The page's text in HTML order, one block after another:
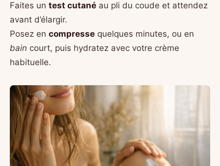
Faites un test cutané au pli du coude et attendez
avant d’élargir.
Posez en compresse quelques minutes, ou en
bain court, puis hydratez avec votre crème
habituelle.